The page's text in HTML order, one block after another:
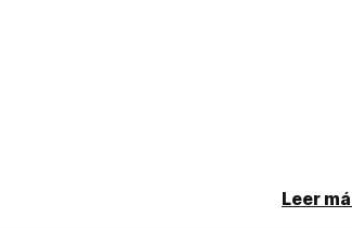
Show, you will be charged the first night of
Leer